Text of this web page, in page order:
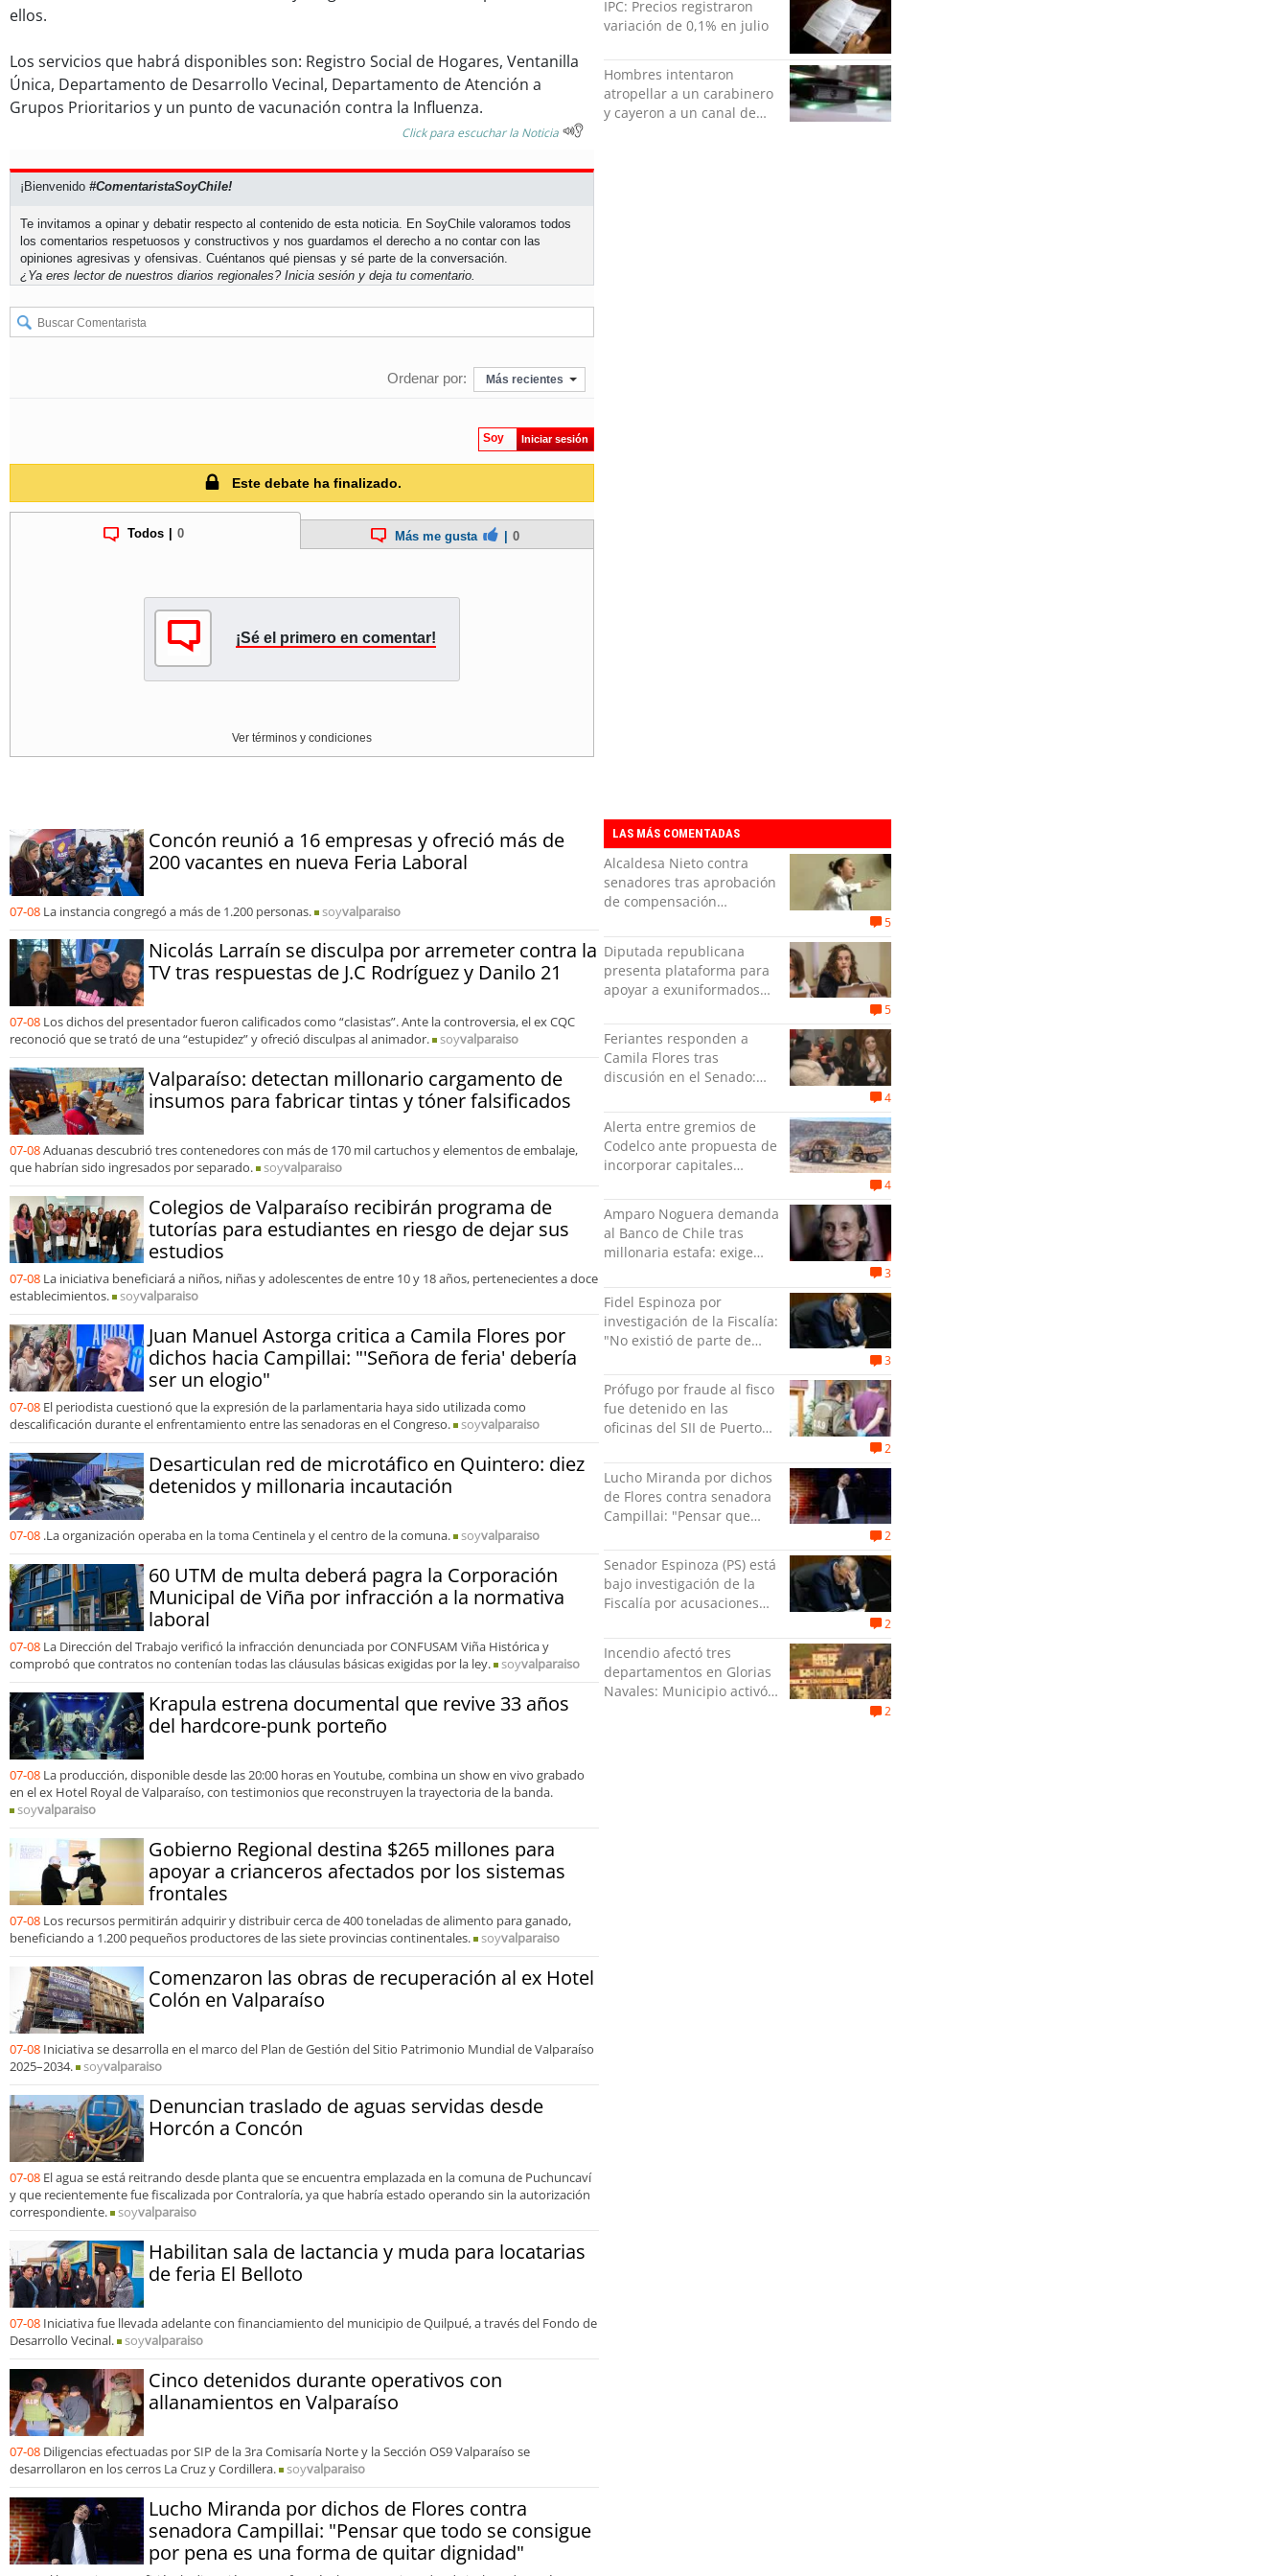
ellos.
Los servicios que habrá disponibles son: Registro Social de Hogares, Ventanilla
Única, Departamento de Desarrollo Vecinal, Departamento de Atención a
Grupos Prioritarios y un punto de vacunación contra la Influenza.
Click para escuchar la Noticia
¡Bienvenido #ComentaristaSoyChile!
Te invitamos a opinar y debatir respecto al contenido de esta noticia. En SoyChile valoramos todos
los comentarios respetuosos y constructivos y nos guardamos el derecho a no contar con las
opiniones agresivas y ofensivas. Cuéntanos qué piensas y sé parte de la conversación.
¿Ya eres lector de nuestros diarios regionales? Inicia sesión y deja tu comentario.
Ordenar por: Más recientes
Soy Iniciar sesión
Este debate ha finalizado.
Todos 0 Más me gusta 0
¡Sé el primero en comentar!
Ver términos y condiciones
IPC: Precios registraron
variación de 0,1% en julio
Hombres intentaron
atropellar a un carabinero
y cayeron a un canal de
Concón reunió a 16 empresas y ofreció más de
200 vacantes en nueva Feria Laboral
07-08 La instancia congregó a más de 1.200 personas. soyvalparaiso
Nicolás Larraín se disculpa por arremeter contra la
TV tras respuestas de J.C Rodríguez y Danilo 21
07-08 Los dichos del presentador fueron calificados como “clasistas”. Ante la controversia, el ex CQC
reconoció que se trató de una “estupidez” y ofreció disculpas al animador.
soyvalparaiso
Valparaíso: detectan millonario cargamento de
insumos para fabricar tintas y tóner falsificados
07-08Aduanas descubrió tres contenedores con más de 170 mil cartuchos y elementos de embalaje,
que habrían sido ingresados por separado.
soyvalparaiso
Colegios de Valparaíso recibirán programa de
tutorías para estudiantes en riesgo de dejar sus
estudios
07-08 La iniciativa beneficiará a niños, niñas y adolescentes de entre 10 y 18 años, pertenecientes a doce
establecimientos.
soyvalparaiso
Juan Manuel Astorga critica a Camila Flores por
dichos hacia Campillai: "'Señora de feria' debería
ser un elogio"
07-08 El periodista cuestionó que la expresión de la parlamentaria haya sido utilizada como
descalificación durante el enfrentamiento entre las senadoras en el Congreso.
soyvalparaiso
Desarticulan red de microtáfico en Quintero: diez
detenidos y millonaria incautación
07-08 .La organización operaba en la toma Centinela y el centro de la comuna. soyvalparaiso
60 UTM de multa deberá pagra la Corporación
Municipal de Viña por infracción a la normativa
laboral
07-08 La Dirección del Trabajo verificó la infracción denunciada por CONFUSAM Viña Histórica y
comprobó que contratos no contenían todas las cláusulas básicas exigidas por la ley.
soyvalparaiso
Krapula estrena documental que revive 33 años
del hardcore-punk porteño
07-08 La producción, disponible desde las 20:00 horas en Youtube, combina un show en vivo grabado
en el ex Hotel Royal de Valparaíso, con testimonios que reconstruyen la trayectoria de la banda.
soyvalparaiso
Gobierno Regional destina $265 millones para
apoyar a crianceros afectados por los sistemas
frontales
07-08 Los recursos permitirán adquirir y distribuir cerca de 400 toneladas de alimento para ganado,
beneficiando a 1.200 pequeños productores de las siete provincias continentales.
soyvalparaiso
Comenzaron las obras de recuperación al ex Hotel
Colón en Valparaíso
07-08 Iniciativa se desarrolla en el marco del Plan de Gestión del Sitio Patrimonio Mundial de Valparaíso
2025–2034.
soyvalparaiso
Denuncian traslado de aguas servidas desde
Horcón a Concón
07-08 El agua se está reitrando desde planta que se encuentra emplazada en la comuna de Puchuncaví
y que recientemente fue fiscalizada por Contraloría, ya que habría estado operando sin la autorización
correspondiente.
soyvalparaiso
Habilitan sala de lactancia y muda para locatarias
de feria El Belloto
07-08 Iniciativa fue llevada adelante con financiamiento del municipio de Quilpué, a través del Fondo de
Desarrollo Vecinal.
soyvalparaiso
Cinco detenidos durante operativos con
allanamientos en Valparaíso
07-08 Diligencias efectuadas por SIP de la 3ra Comisaría Norte y la Sección OS9 Valparaíso se
desarrollaron en los cerros La Cruz y Cordillera.
soyvalparaiso
Lucho Miranda por dichos de Flores contra
senadora Campillai: "Pensar que todo se consigue
por pena es una forma de quitar dignidad"
LAS MÁS COMENTADAS
Alcaldesa Nieto contra
senadores tras aprobación
de compensación
indolente"
5
Diputada republicana
presenta plataforma para
apoyar a exuniformados
social
5
Feriantes responden a
Camila Flores tras
discusión en el Senado:
orgullo”
4
Alerta entre gremios de
Codelco ante propuesta de
incorporar capitales
4
Amparo Noguera demanda
al Banco de Chile tras
millonaria estafa: exige
3
Fidel Espinoza por
investigación de la Fiscalía:
"No existió de parte de
violencia física ni verbal"
3
Prófugo por fraude al fisco
fue detenido en las
oficinas del SII de Puerto
facturas
2
Lucho Miranda por dichos
de Flores contra senadora
Campillai: "Pensar que
es una forma de quitar
dignidad"
2
Senador Espinoza (PS) está
bajo investigación de la
Fiscalía por acusaciones
su pareja
2
Incendio afectó tres
departamentos en Glorias
Navales: Municipio activó
2